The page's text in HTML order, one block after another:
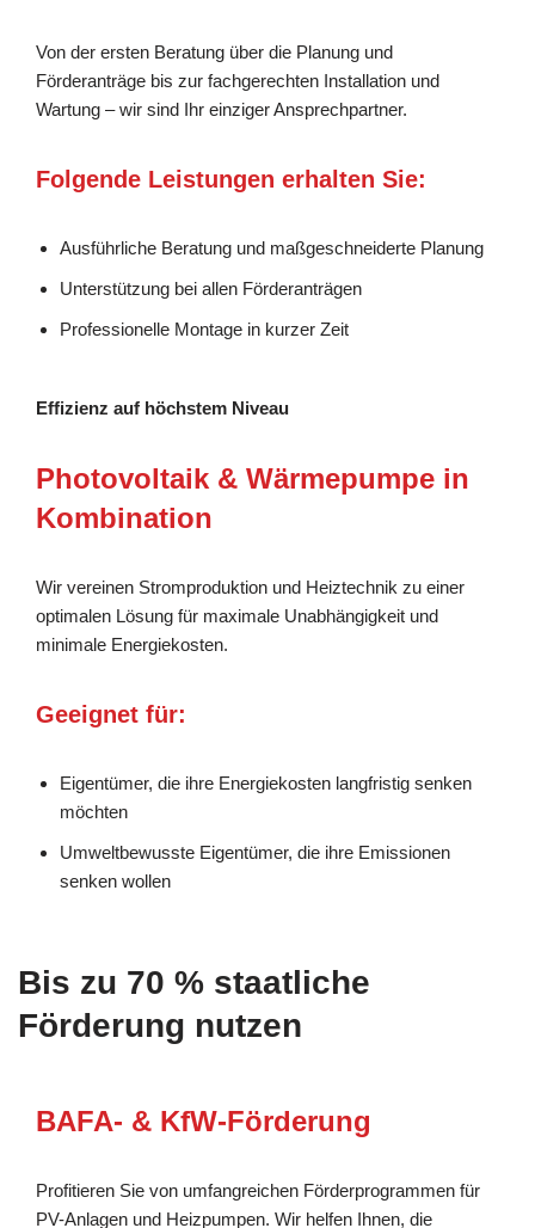
Von der ersten Beratung über die Planung und
Förderanträge bis zur fachgerechten Installation und
Wartung – wir sind Ihr einziger Ansprechpartner.
Folgende Leistungen erhalten Sie:
Ausführliche Beratung und maßgeschneiderte Planung
Unterstützung bei allen Förderanträgen
Professionelle Montage in kurzer Zeit
Effizienz auf höchstem Niveau
Photovoltaik & Wärmepumpe in
Kombination
Wir vereinen Stromproduktion und Heiztechnik zu einer
optimalen Lösung für maximale Unabhängigkeit und
minimale Energiekosten.
Geeignet für:
Eigentümer, die ihre Energiekosten langfristig senken
möchten
Umweltbewusste Eigentümer, die ihre Emissionen
senken wollen
Bis zu 70 % staatliche
Förderung nutzen
BAFA- & KfW-Förderung
Profitieren Sie von umfangreichen Förderprogrammen für
PV-Anlagen und Heizpumpen. Wir helfen Ihnen, die